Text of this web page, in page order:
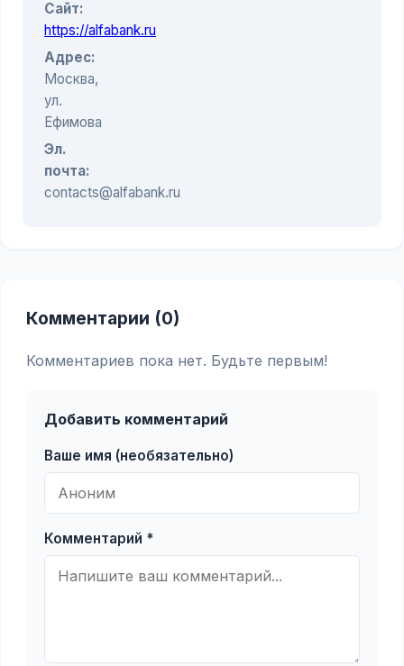
Сайт:
https://alfabank.ru
Адрес:
Москва,
ул.
Ефимова
Эл.
почта:
contacts@alfabank.ru
Комментарии (0)
Комментариев пока нет. Будьте первым!
Добавить комментарий
Ваше имя (необязательно)
Комментарий *